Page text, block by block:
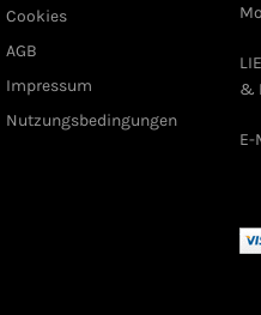
Cookies
AGB
Impressum
Nutzungsbedingungen
&
E-